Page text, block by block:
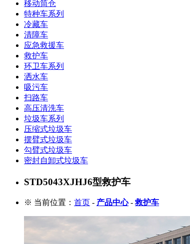
移动筒仓
特种车系列
冷藏车
清障车
应急救援车
救护车
环卫车系列
洒水车
吸污车
扫路车
高压清洗车
垃圾车系列
压缩式垃圾车
摆臂式垃圾车
勾臂式垃圾车
密封自卸式垃圾车
STD5043XJHJ6型救护车
※ 当前位置： 首页 - 产品中心-救护车